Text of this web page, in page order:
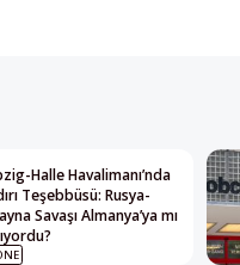
Halle Havalimanı’nda
Teşebbüsü: Rusya-
Savaşı Almanya’ya mı